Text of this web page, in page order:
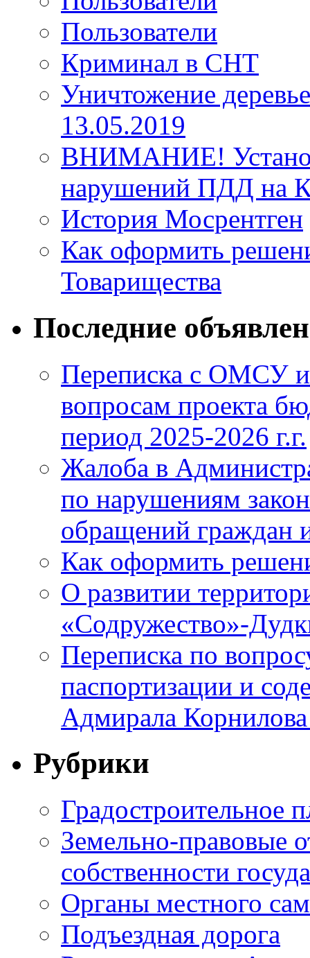
Пользователи
Криминал в СНТ
Уничтожение
13.05.2019
ВНИМАНИЕ!
нарушений ПДД на
История Мосрентген
Как оформить
Товарищества
Последние
Переписка с ОМСУ
вопросам проекта
период 2025-2026 г.г.
Жалоба в
по нарушениям
обращений граждан
Как оформить
О развитии
«Содружество»-
Переписка по
паспортизации и
Адмирала
Рубрики
Градостроительное
Земельно-правовые
собственности
Органы местного
Подъездная дорога